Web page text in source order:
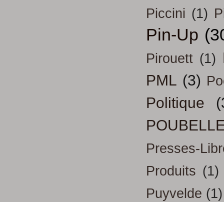
Piccini (1)
Pin-Up
Pirouett (1)
PML (3)
Politique
Presses-
Produits (1)
Puyvelde (1)